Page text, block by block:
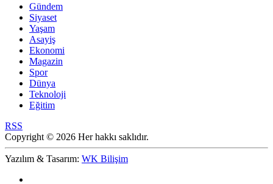
Gündem
Siyaset
Yaşam
Asayiş
Ekonomi
Magazin
Spor
Dünya
Teknoloji
Eğitim
RSS
Copyright © 2026 Her hakkı saklıdır.
Yazılım & Tasarım: WK Bilişim